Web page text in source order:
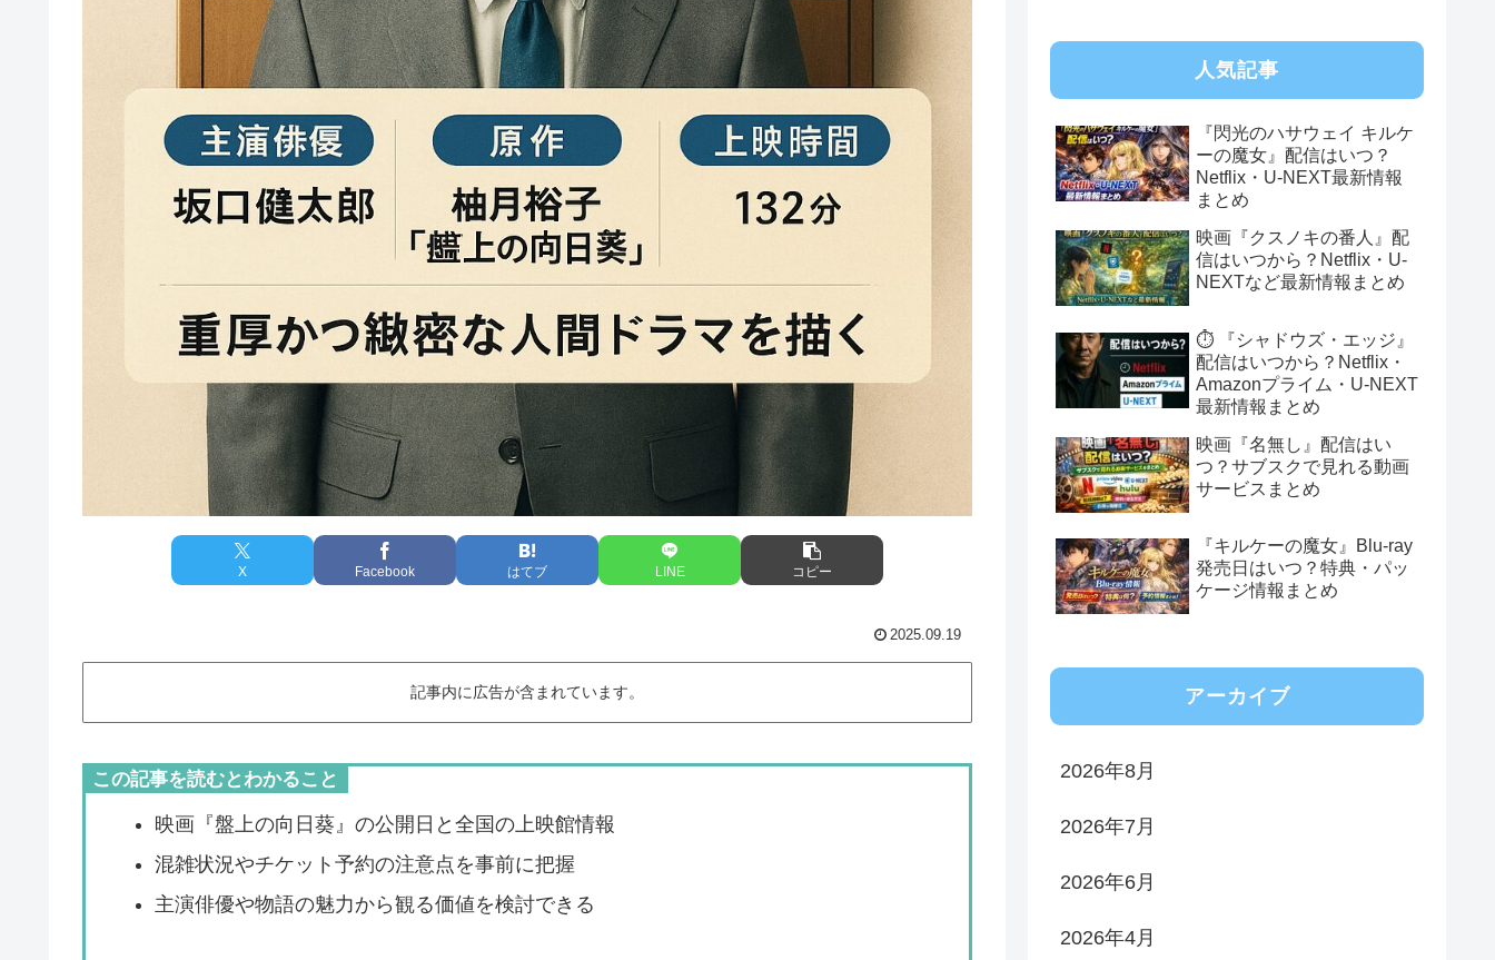
X Facebook はてブ LINE コピー
2025.09.19
記事内に広告が含まれています。
この記事を読むとわかること
映画『盤上の向日葵』の公開日と全国の上映館情報
混雑状況やチケット予約の注意点を事前に把握
主演俳優や物語の魅力から観る価値を検討できる
人気記事
『閃光のハサウェイ キルケ
ーの魔女』配信はいつ？
Netflix・U-NEXT最新情報
まとめ
映画『クスノキの番人』配
信はいつから？Netflix・U-
NEXTなど最新情報まとめ
⏱️ 『シャドウズ・エッジ』
配信はいつから？Netflix・
Amazonプライム・U-NEXT
最新情報まとめ
映画『名無し』配信はい
つ？サブスクで見れる動画
サービスまとめ
『キルケーの魔女』Blu-ray
発売日はいつ？特典・パッ
ケージ情報まとめ
アーカイブ
2026年8月
2026年7月
2026年6月
2026年4月